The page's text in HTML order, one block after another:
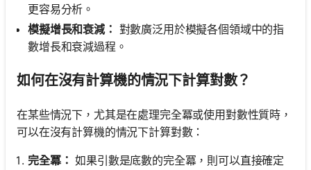
更容易分析。
模擬增長和衰減： 對數廣泛用於模擬各個領域中的指
數增長和衰減過程。
如何在沒有計算機的情況下計算對數？
在某些情況下，尤其是在處理完全冪或使用對數性質時，
可以在沒有計算機的情況下計算對數：
完全冪： 如果引數是底數的完全冪，則可以直接確定